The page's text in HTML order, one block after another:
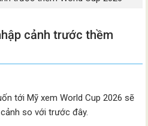
cảnh trước thềm
tới Mỹ xem World Cup 2026 sẽ
so với trước đây.